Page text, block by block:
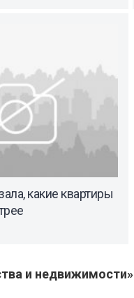
какие квартиры
и недвижимости»